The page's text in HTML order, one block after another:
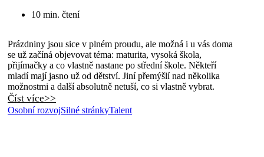
10 min. čtení
Prázdniny jsou sice v plném proudu, ale možná i u vás doma
se už začíná objevovat téma: maturita, vysoká škola,
přijímačky a co vlastně nastane po střední škole. Někteří
mladí mají jasno už od dětství. Jiní přemýšlí nad několika
možnostmi a další absolutně netuší, co si vlastně vybrat.
Číst více>>
Osobní rozvojSilné stránkyTalent